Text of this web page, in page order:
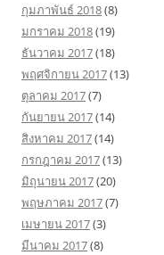
กุมภาพันธ์ 2018(8)
มกราคม 2018(19)
ธันวาคม 2017(18)
พฤศจิกายน 2017(13)
ตุลาคม 2017(7)
กันยายน 2017(14)
สิงหาคม 2017(14)
กรกฎาคม 2017(13)
มิถุนายน 2017(20)
พฤษภาคม 2017(7)
เมษายน 2017(3)
มีนาคม 2017(8)